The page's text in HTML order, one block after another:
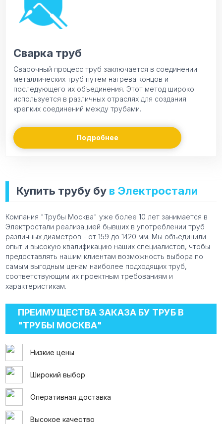
Сварка труб
Сварочный процесс труб заключается в соединении
металлических труб путем нагрева концов и
последующего их объединения. Этот метод широко
используется в различных отраслях для создания
крепких соединений между трубами.
Подробнее
Купить трубу бу в Электростали
Компания "Трубы Москва" уже более 10 лет занимается в
Электростали реализацией бывших в употреблении труб
различных диаметров - от 159 до 1420 мм. Мы объединили
опыт и высокую квалификацию наших специалистов, чтобы
предоставлять нашим клиентам возможность выбора по
самым выгодным ценам наиболее подходящих труб,
соответствующим их проектным требованиям и
характеристикам.
ПРЕИМУЩЕСТВА ЗАКАЗА БУ ТРУБ В
"ТРУБЫ МОСКВА"
Низкие цены
Широкий выбор
Оперативная доставка
Высокое качество